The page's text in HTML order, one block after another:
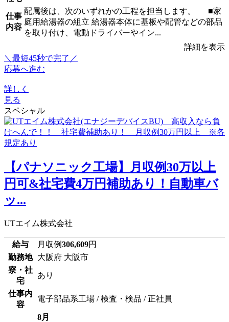
仕事
内容
配属後は、次のいずれかの工程を担当します。 ■家
庭用給湯器の組立 給湯器本体に基板や配管などの部品
を取り付け、電動ドライバーやイン...
詳細を表示
＼最短45秒で完了／
応募へ進む
詳しく
見る
スペシャル
【パナソニック工場】月収例30万以上
円可&社宅費4万円補助あり！自動車バ
ッ...
UTエイム株式会社
給与 月収例306,609円
勤務地 大阪府 大阪市
寮・社
宅
あり
仕事内
容
電子部品系工場 / 検査・検品 / 正社員
8月